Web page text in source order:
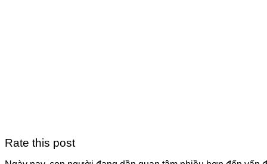
Rate this post